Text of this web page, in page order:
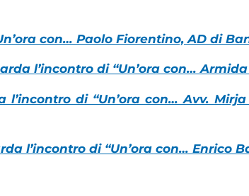
con… Paolo Fiorentino, AD di
l’incontro di “Un’ora con…
l’incontro di “Un’ora con… Avv.
l’incontro di “Un’ora con… Enrico